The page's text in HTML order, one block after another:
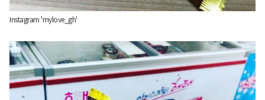
Instagram 'mylove_gh'